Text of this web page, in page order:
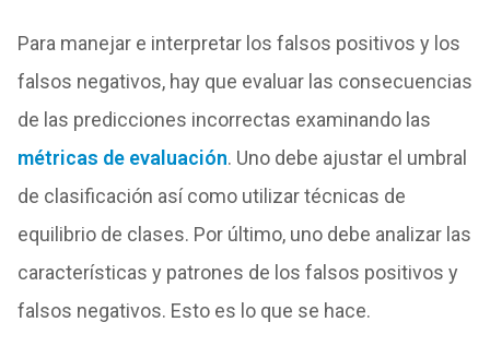
Para manejar e interpretar los falsos positivos y los
falsos negativos, hay que evaluar las consecuencias
de las predicciones incorrectas examinando las
métricas de evaluación. Uno debe ajustar el umbral
de clasificación así como utilizar técnicas de
equilibrio de clases. Por último, uno debe analizar las
características y patrones de los falsos positivos y
falsos negativos. Esto es lo que se hace.